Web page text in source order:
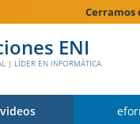
Cerramos
ENI
| LÍDER EN INFORMÁTICA